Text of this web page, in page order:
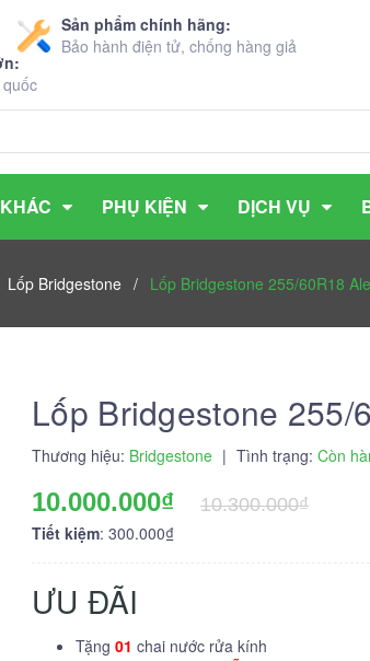
Sản phẩm chính hãng:
Bảo hành điện tử, chống hàng giả
PHỤ KIỆN DỊCH VỤ
Lốp Bridgestone / Lốp Bridgestone 255/60R18
Lốp Bridgestone
Thương hiệu: Bridgestone | Tình trạng: Còn
10.000.000₫
10.300.000₫
Tiết kiệm: 300.000₫
ƯU ĐÃI
Tặng 01 chai nước rửa kính